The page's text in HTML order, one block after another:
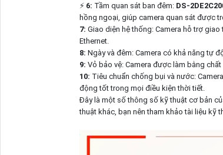
⚡ 6: Tầm quan sát ban đêm: DS-
hồng ngoại, giúp camera quan sát được
7: Giao diện hệ thống: Camera hỗ trợ
Ethernet.
8: Ngày và đêm: Camera có khả năng tự
9: Vỏ bảo vệ: Camera được làm bằng
10: Tiêu chuẩn chống bụi và nước: Camera
động tốt trong mọi điều kiện thời tiết.
Đây là một số thông số kỹ thuật cơ bản
thuật khác, bạn nên tham khảo tài liệu kỹ